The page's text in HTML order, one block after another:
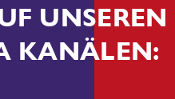
UNSEREN
KANÄLEN: